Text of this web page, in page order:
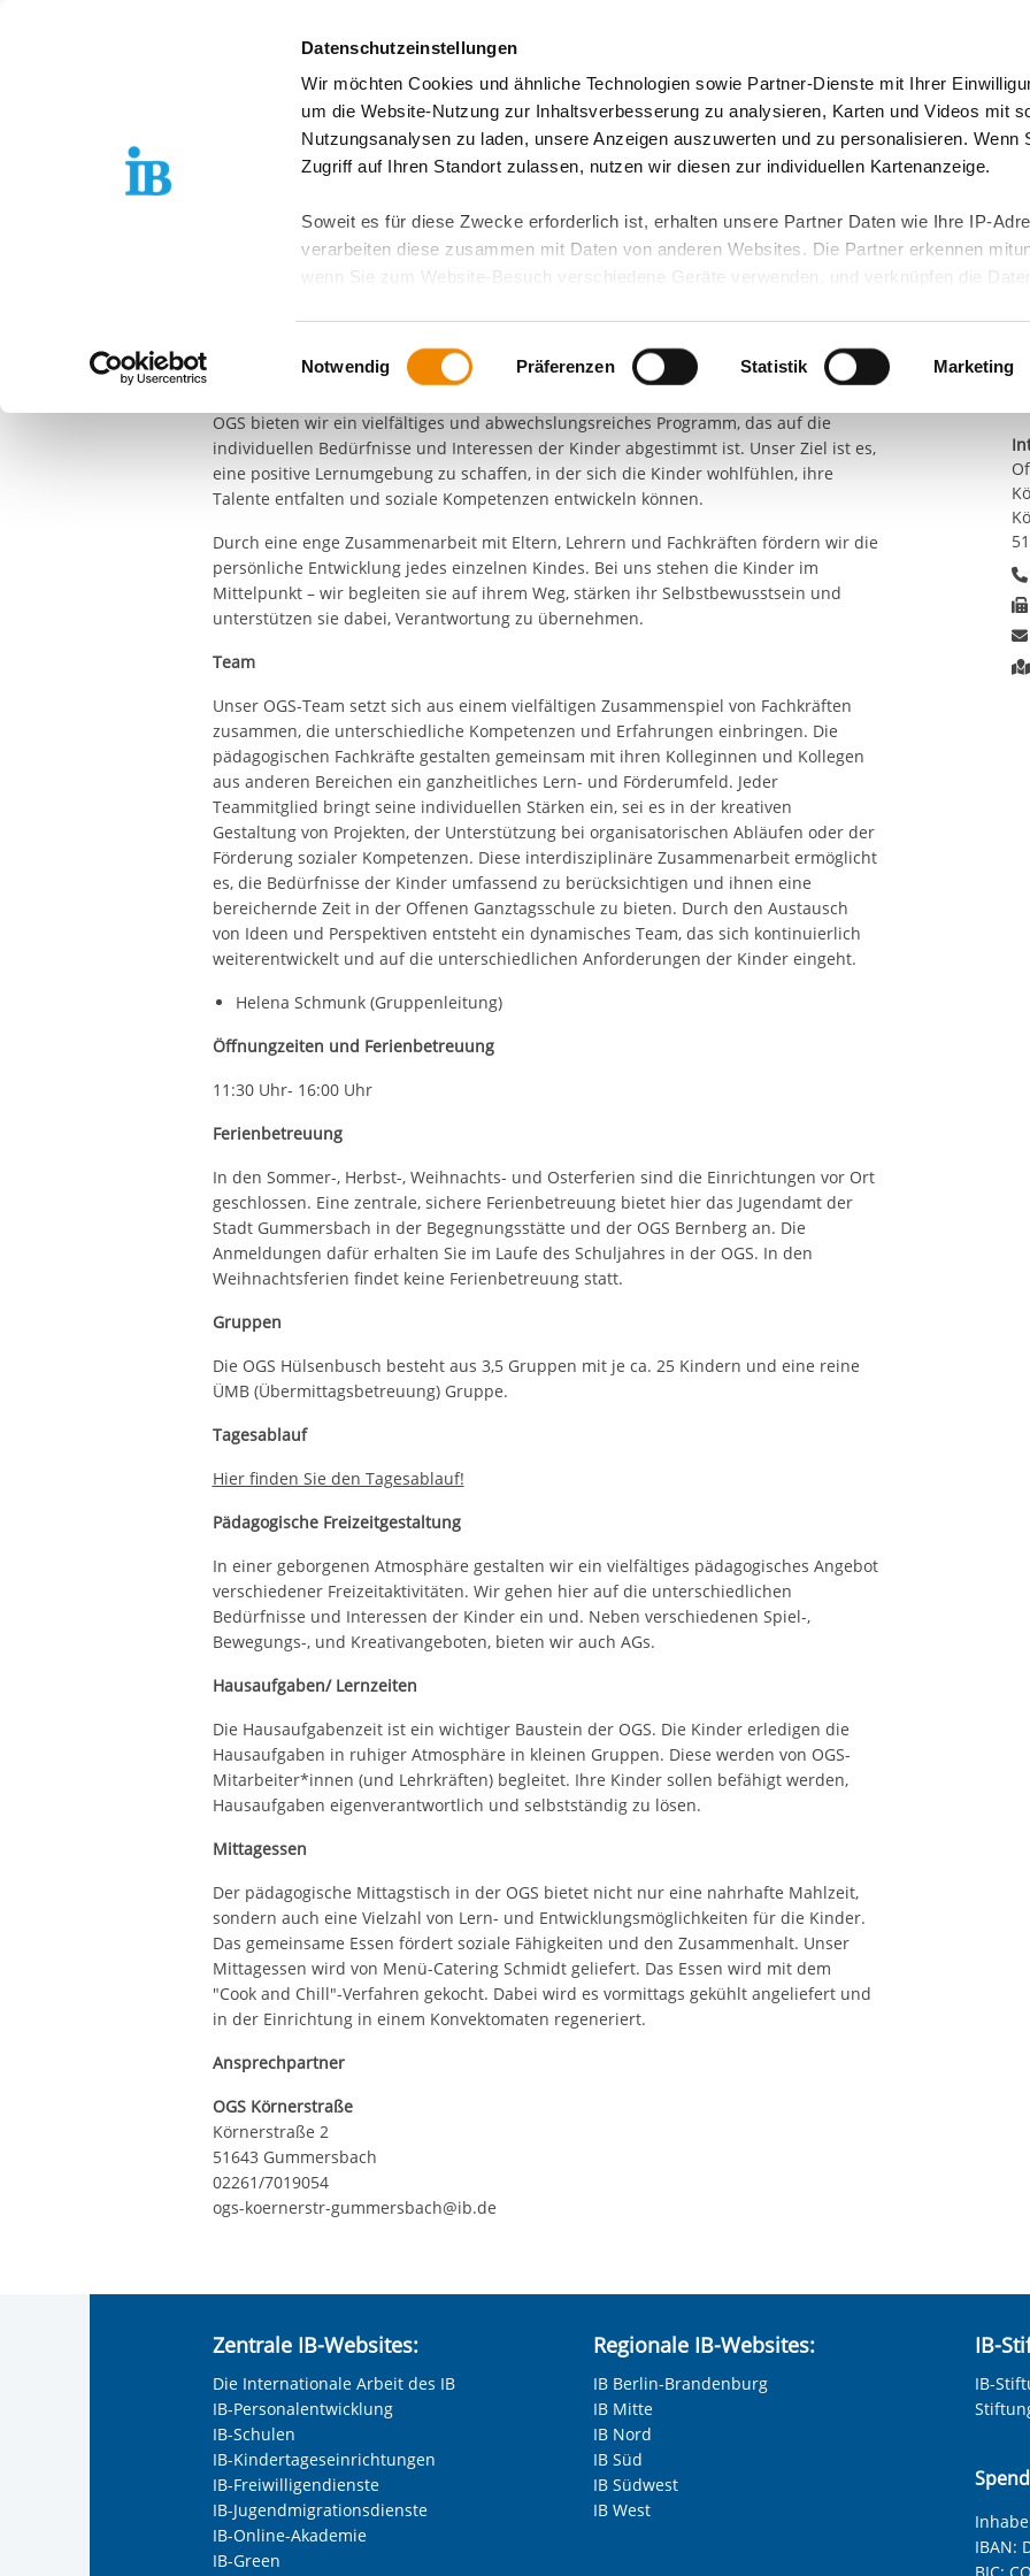
Datenschutzeinstellungen
Wir möchten Cookies und ähnliche Technologien sowie Partner-Dienste mit Ihrer
um die Website-Nutzung zur Inhaltsverbesserung zu analysieren, Karten und Videos mit
Nutzungsanalysen zu laden, unsere Anzeigen auszuwerten und zu personalisieren. Wenn
Zugriff auf Ihren Standort zulassen, nutzen wir diesen zur individuellen Kartenanzeige.
Soweit es für diese Zwecke erforderlich ist, erhalten unsere Partner Daten wie Ihre IP-
verarbeiten diese zusammen mit Daten von anderen Websites. Die Partner erkennen
wenn Sie zum Website-Besuch verschiedene Geräte verwenden, und verknüpfen die Daten
zusätzlichen Risiken für Ihre Daten führen kann.
Weitere Details finden Sie in unserenDatenschutzhinweisenund in unsererCookie-
Sie möchten, dass alle Website-Funktionen für diese Zwecke aktiviert sind, müssen Sie
Kategorien auswählen. Sie können mittels nachfolgender Buttons über Ihre Einwilligung für
Zwecke entscheiden und Ihre erteilte Einwilligung stets für die Zukunft widerrufen. Bitte
Ihre etwaige Einwilligung erstreckt sich nicht auf notwendige Cookies, die erforderlich zur
der von Ihnen aufgerufenen und somit gewünschten Website-Funktionen sind. Diese
aufgrund berechtigter Interessen und daher unabhängig von einer Einwilligung.
Einwilligungsauswahl
Notwendig Präferenzen Statistik Marketing
Über uns
Standorte & Angebote Presse & Themen Jobs & Karriere
FREIER TRÄGER DER JUGEND-, SOZIAL- UND BILDUNGSARBEIT E.V. OFFENE GANZTAGSSCHUL...
Offene Ganztagsschule (OGS)
Körnerstraße
Herzlich willkommen in unserer Offenen Ganztagsschule Körnerstraße!
Wir freuen uns, Ihnen unsere Einrichtung OGS Körnerstraße vorzustellen, die sich der
OGS bieten wir ein vielfältiges und abwechslungsreiches Programm, das auf die
individuellen Bedürfnisse und Interessen der Kinder abgestimmt ist. Unser Ziel ist es,
eine positive Lernumgebung zu schaffen, in der sich die Kinder wohlfühlen, ihre
Talente entfalten und soziale Kompetenzen entwickeln können.
Durch eine enge Zusammenarbeit mit Eltern, Lehrern und Fachkräften fördern wir die
persönliche Entwicklung jedes einzelnen Kindes. Bei uns stehen die Kinder im
Mittelpunkt – wir begleiten sie auf ihrem Weg, stärken ihr Selbstbewusstsein und
unterstützen sie dabei, Verantwortung zu übernehmen.
Team
Unser OGS-Team setzt sich aus einem vielfältigen Zusammenspiel von Fachkräften
zusammen, die unterschiedliche Kompetenzen und Erfahrungen einbringen. Die
pädagogischen Fachkräfte gestalten gemeinsam mit ihren Kolleginnen und Kollegen
aus anderen Bereichen ein ganzheitliches Lern- und Förderumfeld. Jeder
Teammitglied bringt seine individuellen Stärken ein, sei es in der kreativen
Gestaltung von Projekten, der Unterstützung bei organisatorischen Abläufen oder der
Förderung sozialer Kompetenzen. Diese interdisziplinäre Zusammenarbeit ermöglicht
es, die Bedürfnisse der Kinder umfassend zu berücksichtigen und ihnen eine
bereichernde Zeit in der Offenen Ganztagsschule zu bieten. Durch den Austausch
von Ideen und Perspektiven entsteht ein dynamisches Team, das sich kontinuierlich
weiterentwickelt und auf die unterschiedlichen Anforderungen der Kinder eingeht.
Helena Schmunk (Gruppenleitung)
Öffnungzeiten und Ferienbetreuung
11:30 Uhr- 16:00 Uhr
Ferienbetreuung
In den Sommer-, Herbst-, Weihnachts- und Osterferien sind die Einrichtungen vor Ort
geschlossen. Eine zentrale, sichere Ferienbetreuung bietet hier das Jugendamt der
Stadt Gummersbach in der Begegnungsstätte und der OGS Bernberg an. Die
Anmeldungen dafür erhalten Sie im Laufe des Schuljahres in der OGS. In den
Weihnachtsferien findet keine Ferienbetreuung statt.
Gruppen
Die OGS Hülsenbusch besteht aus 3,5 Gruppen mit je ca. 25 Kindern und eine reine
ÜMB (Übermittagsbetreuung) Gruppe.
Tagesablauf
Hier finden Sie den Tagesablauf!
Pädagogische Freizeitgestaltung
In einer geborgenen Atmosphäre gestalten wir ein vielfältiges pädagogisches Angebot
verschiedener Freizeitaktivitäten. Wir gehen hier auf die unterschiedlichen
Bedürfnisse und Interessen der Kinder ein und. Neben verschiedenen Spiel-,
Bewegungs-, und Kreativangeboten, bieten wir auch AGs.
Hausaufgaben/ Lernzeiten
Die Hausaufgabenzeit ist ein wichtiger Baustein der OGS. Die Kinder erledigen die
Hausaufgaben in ruhiger Atmosphäre in kleinen Gruppen. Diese werden von OGS-
Mitarbeiter*innen (und Lehrkräften) begleitet. Ihre Kinder sollen befähigt werden,
Hausaufgaben eigenverantwortlich und selbstständig zu lösen.
Mittagessen
Der pädagogische Mittagstisch in der OGS bietet nicht nur eine nahrhafte Mahlzeit,
sondern auch eine Vielzahl von Lern- und Entwicklungsmöglichkeiten für die Kinder.
Das gemeinsame Essen fördert soziale Fähigkeiten und den Zusammenhalt. Unser
Mittagessen wird von Menü-Catering Schmidt geliefert. Das Essen wird mit dem
"Cook and Chill"-Verfahren gekocht. Dabei wird es vormittags gekühlt angeliefert und
in der Einrichtung in einem Konvektomaten regeneriert.
Ansprechpartner
OGS Körnerstraße
Körnerstraße 2
51643 Gummersbach
02261/7019054
ogs-koernerstr-gummersbach@ib.de
Zentrale IB-Websites:
Die Internationale Arbeit des IB
IB-Personalentwicklung
IB-Schulen
IB-Kindertageseinrichtungen
IB-Freiwilligendienste
IB-Jugendmigrationsdienste
IB-Online-Akademie
IB-Green
Regionale IB-Websites:
IB Berlin-Brandenburg
IB Mitte
IB Nord
IB Süd
IB Südwest
IB West
IB-
IB-
IBAN: